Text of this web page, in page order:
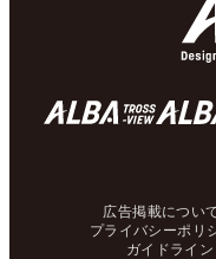
広告掲載につい
プライバシーポリ
ガイドライン